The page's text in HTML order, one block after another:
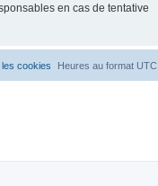
en cas de tentative
Heures au format UTC
cookies